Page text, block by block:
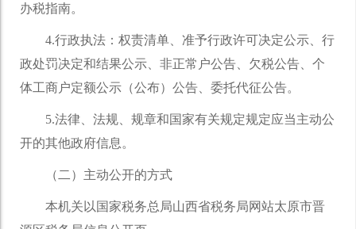
办税指南。
4.行政执法：权责清单、准予行政许可决定公示、行
政处罚决定和结果公示、非正常户公告、欠税公告、个
体工商户定额公示（公布）公告、委托代征公告。
5.法律、法规、规章和国家有关规定规定应当主动公
开的其他政府信息。
（二）主动公开的方式
本机关以国家税务总局山西省税务局网站太原市晋